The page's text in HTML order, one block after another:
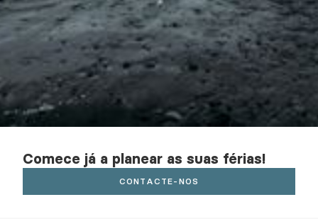
Comece já a planear as suas férias!
CONTACTE-NOS